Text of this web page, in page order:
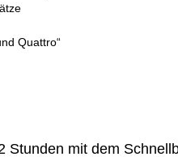
Quattro“
Stunden mit dem